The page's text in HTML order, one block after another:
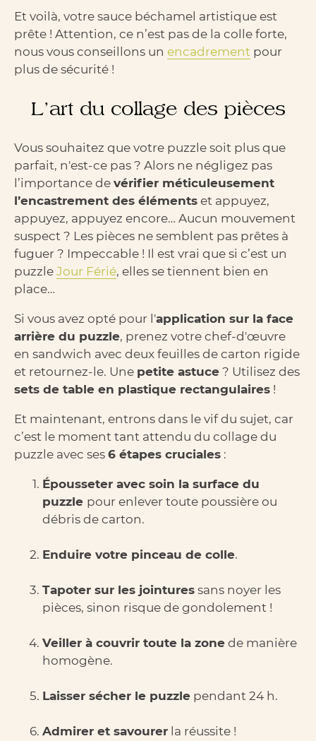
Et voilà, votre sauce béchamel artistique est
prête ! Attention, ce n’est pas de la colle forte,
nous vous conseillons un encadrement pour
plus de sécurité !
L’art du collage des pièces
Vous souhaitez que votre puzzle soit plus que
parfait, n'est-ce pas ? Alors ne négligez pas
l’importance de vérifier méticuleusement
l’encastrement des éléments et appuyez,
appuyez, appuyez encore… Aucun mouvement
suspect ? Les pièces ne semblent pas prêtes à
fuguer ? Impeccable ! Il est vrai que si c’est un
puzzle Jour Férié, elles se tiennent bien en
place…
Si vous avez opté pour l'application sur la face
arrière du puzzle, prenez votre chef-d'œuvre
en sandwich avec deux feuilles de carton rigide
et retournez-le. Une petite astuce ? Utilisez des
sets de table en plastique rectangulaires !
Et maintenant, entrons dans le vif du sujet, car
c’est le moment tant attendu du collage du
puzzle avec ses 6 étapes cruciales :
Épousseter avec soin la surface du
puzzle pour enlever toute poussière ou
débris de carton.
Enduire votre pinceau de colle.
Tapoter sur les jointures sans noyer les
pièces, sinon risque de gondolement !
Veiller à couvrir toute la zone de manière
homogène.
Laisser sécher le puzzle pendant 24 h.
Admirer et savourer la réussite !